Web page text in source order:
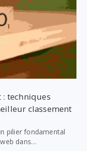
techniques
classement
pilier fondamental
dans…